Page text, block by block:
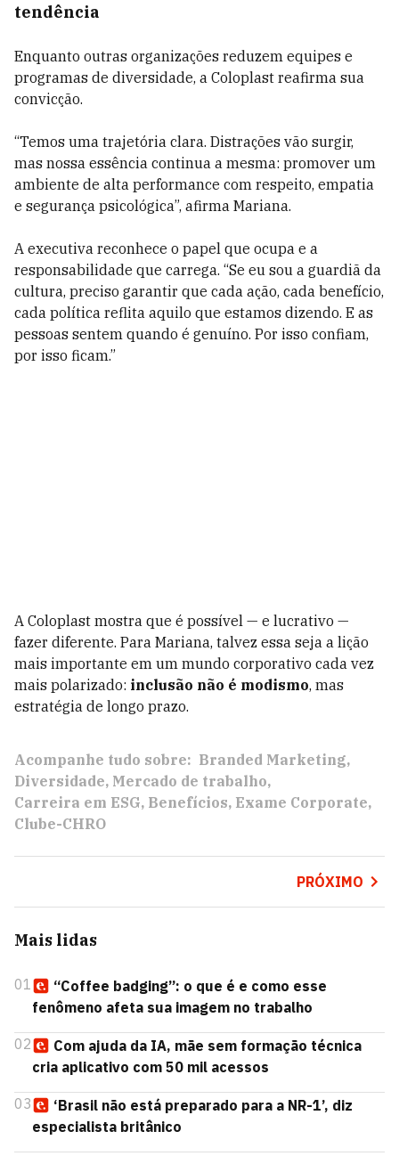
tendência
Enquanto outras organizações reduzem equipes e
programas de diversidade, a Coloplast reafirma sua
convicção.
“Temos uma trajetória clara. Distrações vão surgir,
mas nossa essência continua a mesma: promover um
ambiente de alta performance com respeito, empatia
e segurança psicológica”, afirma Mariana.
A executiva reconhece o papel que ocupa e a
responsabilidade que carrega. “Se eu sou a guardiã da
cultura, preciso garantir que cada ação, cada benefício,
cada política reflita aquilo que estamos dizendo. E as
pessoas sentem quando é genuíno. Por isso confiam,
por isso ficam.”
A Coloplast mostra que é possível — e lucrativo —
fazer diferente. Para Mariana, talvez essa seja a lição
mais importante em um mundo corporativo cada vez
mais polarizado: inclusão não é modismo, mas
estratégia de longo prazo.
Acompanhe tudo sobre: Branded Marketing
Diversidade Mercado de trabalho
Carreira em ESG Benefícios Exame Corporate
Clube-CHRO
PRÓXIMO
Mais lidas
01
“Coffee badging”: o que é e como esse
fenômeno afeta sua imagem no trabalho
02
Com ajuda da IA, mãe sem formação técnica
cria aplicativo com 50 mil acessos
03
‘Brasil não está preparado para a NR-1’, diz
especialista britânico